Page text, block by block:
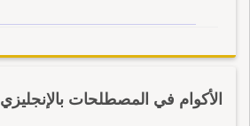
الأكوام في المصطلحات بالإنجليزي